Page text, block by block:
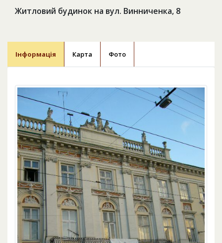
Житловий будинок на вул. Винниченка, 8
Інформація Карта Фото